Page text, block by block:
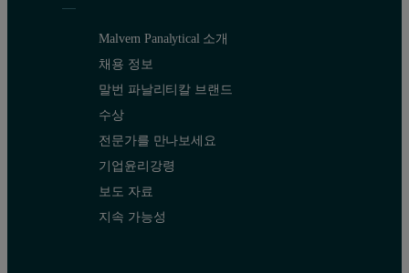
Malvern Panalytical 소개
채용 정보
말번 파날리티칼 브랜드
수상
전문가를 만나보세요
기업윤리강령
보도 자료
지속 가능성